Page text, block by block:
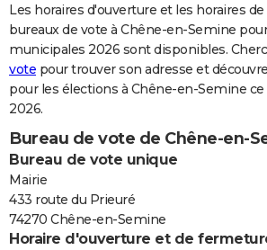
Dictionnaire
Biographies
Citations
Expressions
Proverbes
PROGRAMME TV
COPAINS D'AVANT
S'inscrire
Se connecter
Lycées
Collèges
Primaires
Universités
Entreprises
Service militaire
Avis de recherche
AVIS DE DÉCÈS
FORUM
Bricolage
Lifestyle
Culture
Sport
Auto
Television
Voyage
Cinema
Les horaires d'ouverture et les horaires
bureaux de vote à Chêne-en-Semine
municipales 2026 sont disponibles.
vote pour trouver son adresse et
pour les élections à Chêne-en-Semine
2026.
Bureau de vote de Chêne-en-
Bureau de vote unique
Mairie
433 route du Prieuré
74270 Chêne-en-Semine
Horaire d'ouverture et de